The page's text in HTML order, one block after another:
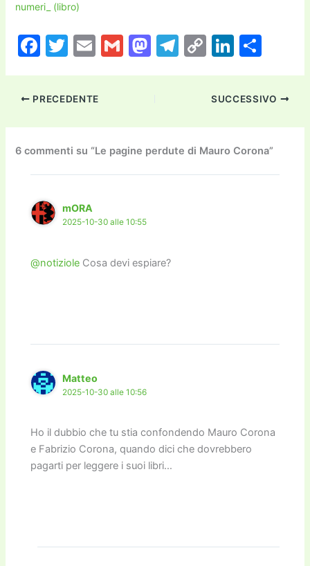
numeri_ (libro)
F
c
b
o
o
k
T
itt
E
ai
G
M
d
o
n
T
a
m
C
p
y
Li
n
k
Li
k
dI
n
n
vi
di
PRECEDENTE SUCCESSIVO
6 commenti su “Le pagine perdute di Mauro Corona”
mORA
2025-10-30 alle 10:55
@notiziole Cosa devi espiare?
Matteo
2025-10-30 alle 10:56
Ho il dubbio che tu stia confondendo Mauro Corona
e Fabrizio Corona, quando dici che dovrebbero
pagarti per leggere i suoi libri…